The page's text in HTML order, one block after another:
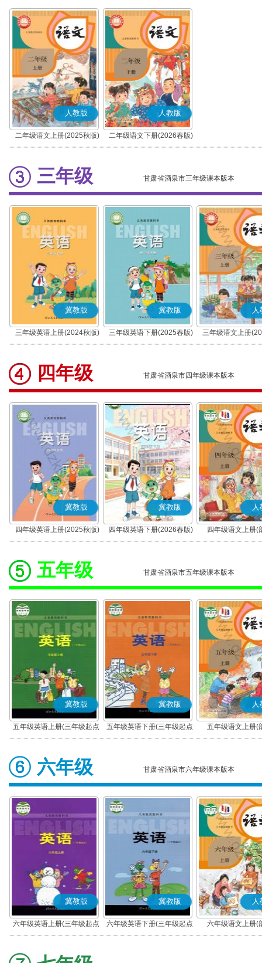
人教版
二年级语文上册(2025秋版)
(部编版)
人教版
二年级语文下册(2026春版)
(部编版)
三年级 甘肃省酒泉市三年级课本版本
冀教版
三年级英语上册(2024秋版)
(三年级起点)
冀教版
三年级英语下册(2025春版)
(三年级起点)
人
三年级语文上册
(部编版)
四年级 甘肃省酒泉市四年级课本版本
冀教版
四年级英语上册(2025秋版)
(三年级起点)
冀教版
四年级英语下册(2026春版)
(三年级起点)
人
四年级语文上册(
五年级 甘肃省酒泉市五年级课本版本
冀教版
五年级英语上册(三年级起点)
冀教版
五年级英语下册(三年级起点)
人
五年级语文上册(
六年级 甘肃省酒泉市六年级课本版本
冀教版
六年级英语上册(三年级起点)
冀教版
六年级英语下册(三年级起点)
人
六年级语文上册(